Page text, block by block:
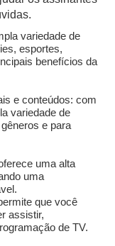
variedade de
esportes,
benefícios da
e conteúdos: com
variedade de
e para
uma alta
uma
que você
assistir,
de TV.